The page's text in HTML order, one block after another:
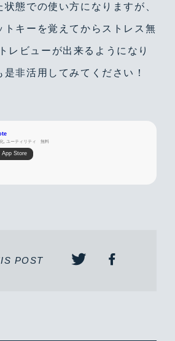
態での使い方になりますが、
トキーを覚えてからストレス無
レビューが出来るようになり
是非活用してみてください！
, ユーティリティ 無料
App Store
POST